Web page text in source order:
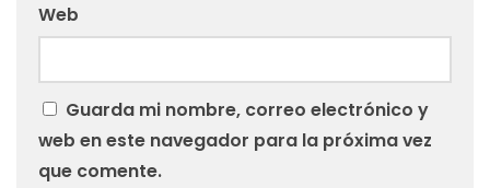
Web
Guarda mi nombre, correo electrónico y
web en este navegador para la próxima vez
que comente.